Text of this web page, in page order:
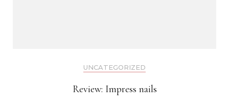
UNCATEGORIZED
Review: Impress nails